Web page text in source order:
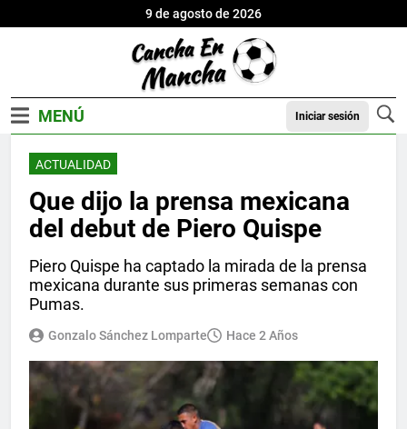
9 de agosto de 2026
Iniciar sesión
ACTUALIDAD
Que dijo la prensa mexicana
del debut de Piero Quispe
Piero Quispe ha captado la mirada de la prensa
mexicana durante sus primeras semanas con
Pumas.
Gonzalo Sánchez Lomparte Hace 2 Años